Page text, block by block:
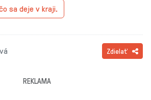
sa deje v kraji.
Zdielať
REKLAMA